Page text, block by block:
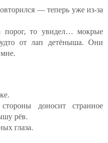
— теперь уже из-за
порог, то увидел… мокрые
от лап детёныша. Они
доносит странное
рёв.
глаза.